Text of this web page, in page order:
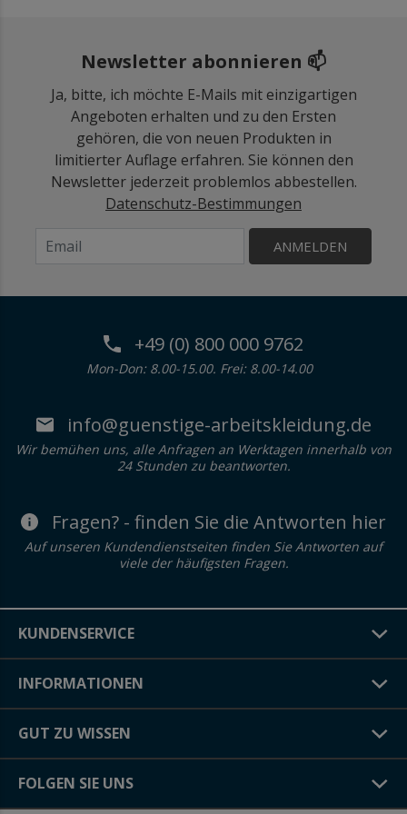
Newsletter abonnieren 📫
Ja, bitte, ich möchte E-Mails mit einzigartigen
Angeboten erhalten und zu den Ersten
gehören, die von neuen Produkten in
limitierter Auflage erfahren. Sie können den
Newsletter jederzeit problemlos abbestellen.
Datenschutz-Bestimmungen
ANMELDEN
+49 (0) 800 000 9762
Mon-Don: 8.00-15.00. Frei: 8.00-14.00
info@guenstige-arbeitskleidung.de
Wir bemühen uns, alle Anfragen an Werktagen innerhalb von
24 Stunden zu beantworten.
Fragen? - finden Sie die Antworten hier
Auf unseren Kundendienstseiten finden Sie Antworten auf
viele der häufigsten Fragen.
KUNDENSERVICE
INFORMATIONEN
GUT ZU WISSEN
FOLGEN SIE UNS